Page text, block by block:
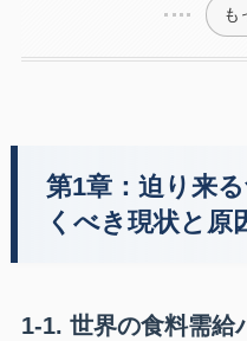
も
第1章：迫り来
くべき現状と原
1-1. 世界の食料需給